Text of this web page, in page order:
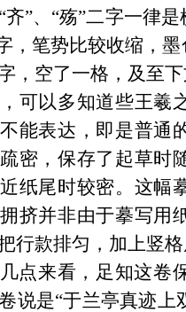
“齐”、 “殇”二字一律是
，笔势比较收缩，
，空了一格，及至
可以多知道些王羲
能表达，即是普通
密，保存了起草时
纸尾时较密。这幅
挤并非由于摹写用
行款排匀，加上竖
点来看，足知这卷
说是“于兰亭真迹上